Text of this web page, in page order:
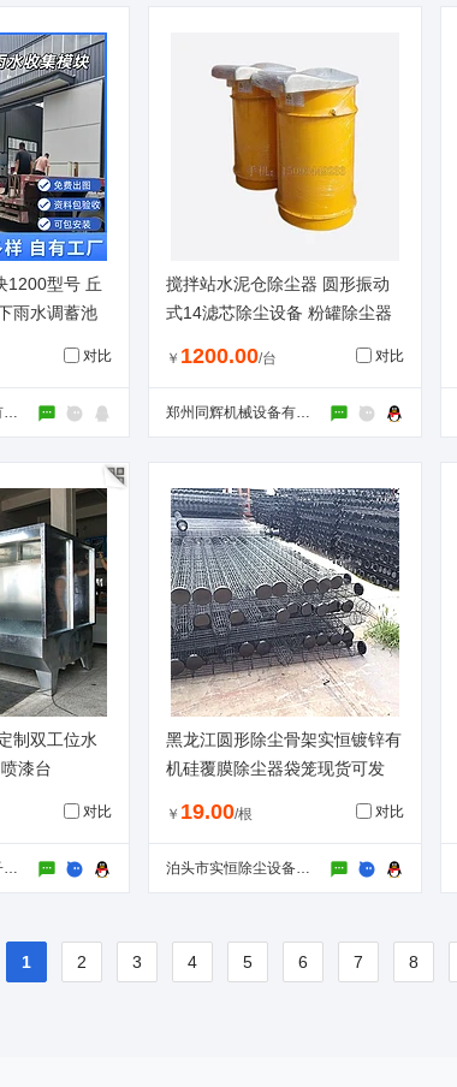
1200型号 丘
雨水调蓄池
对比
河北丘岳环保科技有限公司
搅拌站水泥仓除尘器 圆形振动
式14滤芯除尘设备 粉罐除尘器
￥ 1200.00/台 对比
郑州同辉机械设备有限公司
制双工位水
漆台
对比
东莞市桥头小牛电子设备厂
黑龙江圆形除尘骨架实恒镀锌有
机硅覆膜除尘器袋笼现货可发
￥ 19.00/根 对比
泊头市实恒除尘设备有限公司
1 2 3 4 5 6 7 8